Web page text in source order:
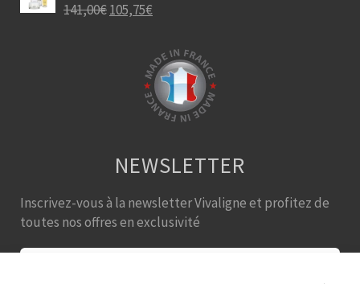
141,00€105,75€
NEWSLETTER
Inscrivez-vous à la newsletter Vivaligne et profitez de
toutes nos offres en exclusivité